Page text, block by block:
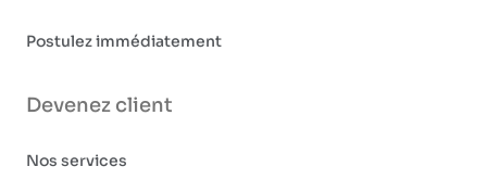
Postulez immédiatement
Devenez client
Nos services